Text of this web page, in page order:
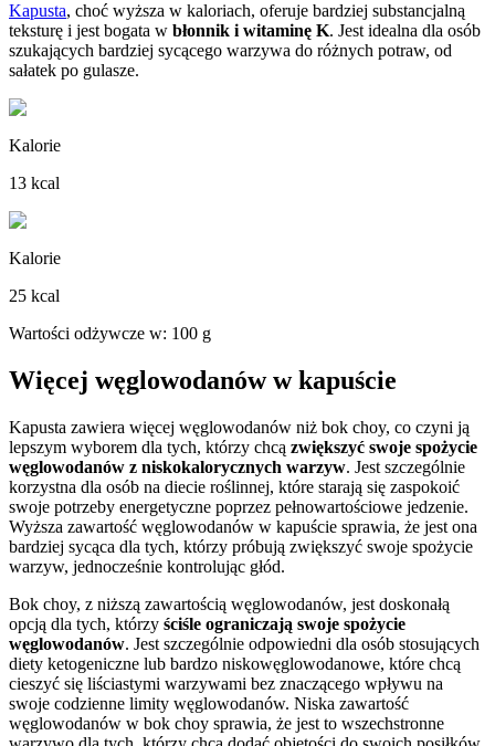
Kapusta, choć wyższa w kaloriach, oferuje bardziej substancjalną
teksturę i jest bogata w błonnik i witaminę K. Jest idealna dla osób
szukających bardziej sycącego warzywa do różnych potraw, od
sałatek po gulasze.
Kalorie
13 kcal
Kalorie
25 kcal
Wartości odżywcze w: 100 g
Więcej węglowodanów w kapuście
Kapusta zawiera więcej węglowodanów niż bok choy, co czyni ją
lepszym wyborem dla tych, którzy chcą zwiększyć swoje spożycie
węglowodanów z niskokalorycznych warzyw. Jest szczególnie
korzystna dla osób na diecie roślinnej, które starają się zaspokoić
swoje potrzeby energetyczne poprzez pełnowartościowe jedzenie.
Wyższa zawartość węglowodanów w kapuście sprawia, że jest ona
bardziej sycąca dla tych, którzy próbują zwiększyć swoje spożycie
warzyw, jednocześnie kontrolując głód.
Bok choy, z niższą zawartością węglowodanów, jest doskonałą
opcją dla tych, którzy ściśle ograniczają swoje spożycie
węglowodanów. Jest szczególnie odpowiedni dla osób stosujących
diety ketogeniczne lub bardzo niskowęglowodanowe, które chcą
cieszyć się liściastymi warzywami bez znaczącego wpływu na
swoje codzienne limity węglowodanów. Niska zawartość
węglowodanów w bok choy sprawia, że jest to wszechstronne